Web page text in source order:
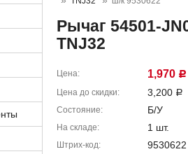
Рычаг 54501-
TNJ32
Цена 1,970 Р
Цена до скидки 3,200 Р
Состояние Б/У
На складе 1 шт.
Штрих-код 9530622